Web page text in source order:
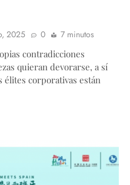
2025 0
7 minutos
contradicciones
quieran devorarse, a sí
élites corporativas están